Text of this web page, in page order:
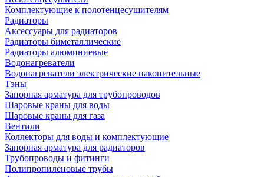
Комплектующие к полотенцесушителям
Радиаторы
Аксессуары для радиаторов
Радиаторы биметаллические
Радиаторы алюминиевые
Водонагреватели
Водонагреватели электрические накопительные
Тэны
Запорная арматура для трубопроводов
Шаровые краны для воды
Шаровые краны для газа
Вентили
Коллекторы для воды и комплектующие
Запорная арматура для радиаторов
Трубопроводы и фитинги
Полипропиленовые трубы